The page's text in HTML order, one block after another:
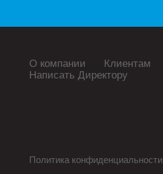
О компании Клиентам
Написать Директору
Политика конфиденциальности